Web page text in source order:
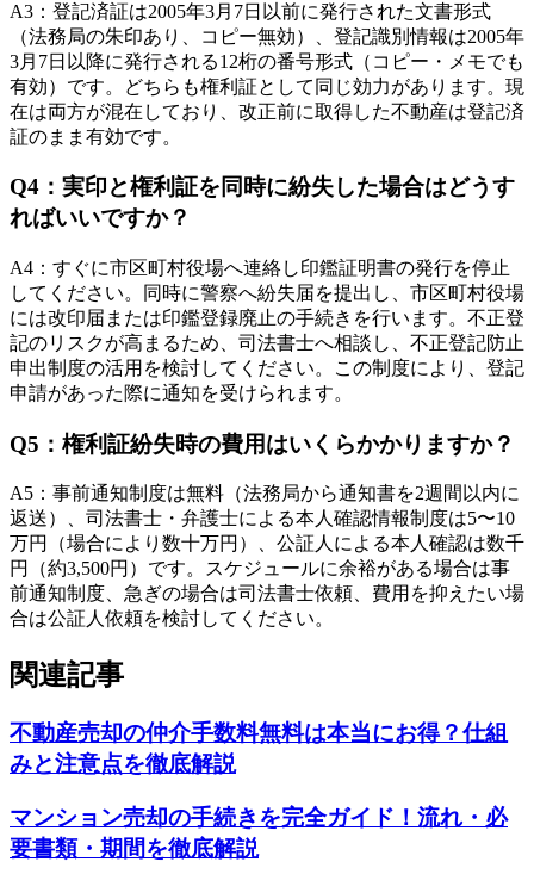
A3 ： 登記済証は2005年3月7日以前に発行された文書形式
（法務局の朱印あり、コピー無効）、登記識別情報は2005年
3月7日以降に発行される12桁の番号形式（コピー・メモでも
有効）です。どちらも権利証として同じ効力があります。現
在は両方が混在しており、改正前に取得した不動産は登記済
証のまま有効です。
Q4 ： 実印と権利証を同時に紛失した場合はどうす
ればいいですか？
A4 ： すぐに市区町村役場へ連絡し印鑑証明書の発行を停止
してください。同時に警察へ紛失届を提出し、市区町村役場
には改印届または印鑑登録廃止の手続きを行います。不正登
記のリスクが高まるため、司法書士へ相談し、不正登記防止
申出制度の活用を検討してください。この制度により、登記
申請があった際に通知を受けられます。
Q5 ： 権利証紛失時の費用はいくらかかりますか？
A5 ： 事前通知制度は無料（法務局から通知書を2週間以内に
返送）、司法書士・弁護士による本人確認情報制度は5〜10
万円（場合により数十万円）、公証人による本人確認は数千
円（約3,500円）です。スケジュールに余裕がある場合は事
前通知制度、急ぎの場合は司法書士依頼、費用を抑えたい場
合は公証人依頼を検討してください。
関連記事
不動産売却の仲介手数料無料は本当にお得？仕組
みと注意点を徹底解説
マンション売却の手続きを完全ガイド！流れ・必
要書類・期間を徹底解説